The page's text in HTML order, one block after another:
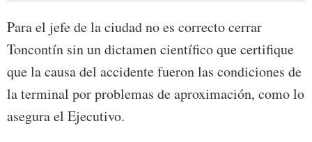
Para el jefe de la ciudad no es correcto cerrar
Toncontín sin un dictamen científico que certifique
que la causa del accidente fueron las condiciones de
la terminal por problemas de aproximación, como lo
asegura el Ejecutivo.